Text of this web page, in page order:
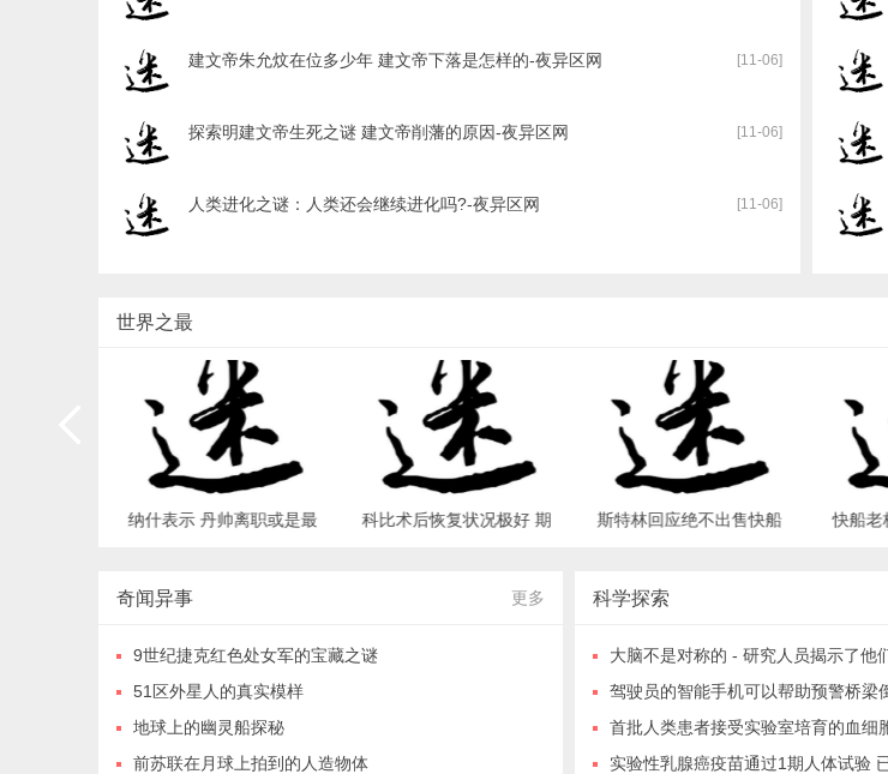
建文帝朱允炆在位多少年 建文帝下落是怎样的-夜异区网 [11-06]
探索明建文帝生死之谜 建文帝削藩的原因-夜异区网 [11-06]
人类进化之谜：人类还会继续进化吗?-夜异区网 [11-06]
世界之最
纳什表示 丹帅离职或是最
科比术后恢复状况极好 期
斯特林回应绝不出售快船
快船老
奇闻异事 更多
9世纪捷克红色处女军的宝藏之谜
51区外星人的真实模样
地球上的幽灵船探秘
前苏联在月球上拍到的人造物体
科学探索
大脑不是对称的 - 研究人员揭示了他们的的新见解_新奇科
驾驶员的智能手机可以帮助预警桥梁倒塌_新奇
首批人类患者接受实验室培育的血细胞的输注 可调整成任何血型
实验性乳腺癌疫苗通过1期人体试验 已可证明其安全性且前景向好_